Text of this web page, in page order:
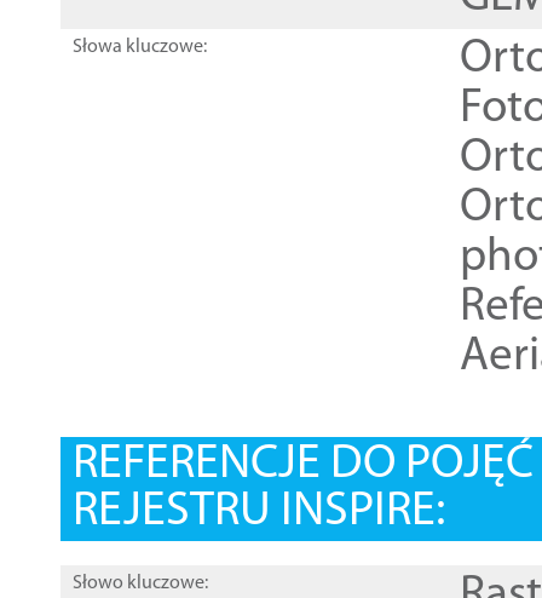
Słowa kluczowe:
REFERENCJE DO
REJESTRU INSPIRE:
Słowo kluczowe: